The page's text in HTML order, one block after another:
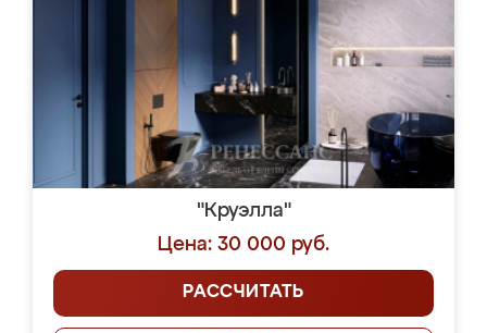
"Круэлла"
Цена: 30 000 руб.
РАССЧИТАТЬ